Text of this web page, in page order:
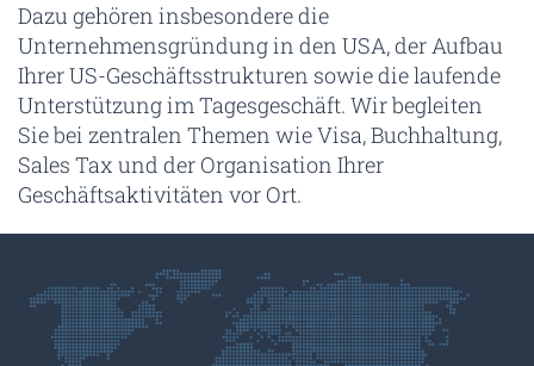
Dazu gehören insbesondere die
Unternehmensgründung in den USA, der Aufbau
Ihrer US-Geschäftsstrukturen sowie die laufende
Unterstützung im Tagesgeschäft. Wir begleiten
Sie bei zentralen Themen wie Visa, Buchhaltung,
Sales Tax und der Organisation Ihrer
Geschäftsaktivitäten vor Ort.